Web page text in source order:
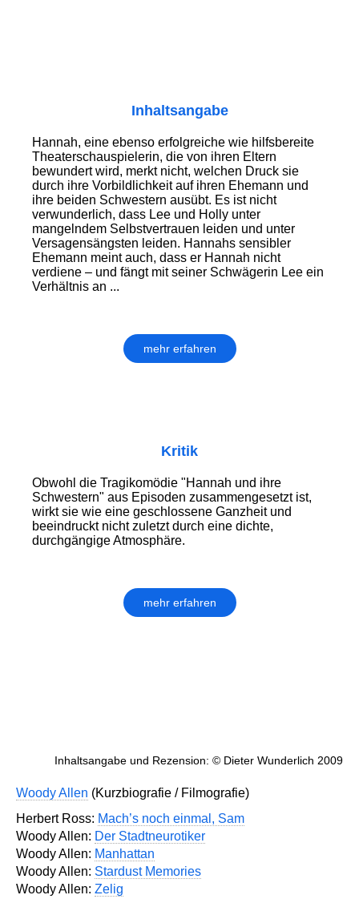
Inhaltsangabe
Hannah, eine ebenso erfolgreiche wie hilfsbereite
Theaterschauspielerin, die von ihren Eltern
bewundert wird, merkt nicht, welchen Druck sie
durch ihre Vorbildlichkeit auf ihren Ehemann und
ihre beiden Schwestern ausübt. Es ist nicht
verwunderlich, dass Lee und Holly unter
mangelndem Selbstvertrauen leiden und unter
Versagensängsten leiden. Hannahs sensibler
Ehemann meint auch, dass er Hannah nicht
verdiene – und fängt mit seiner Schwägerin Lee ein
Verhältnis an ...
mehr erfahren
Kritik
Obwohl die Tragikomödie "Hannah und ihre
Schwestern" aus Episoden zusammengesetzt ist,
wirkt sie wie eine geschlossene Ganzheit und
beeindruckt nicht zuletzt durch eine dichte,
durchgängige Atmosphäre.
mehr erfahren
Inhaltsangabe und Rezension: © Dieter Wunderlich 2009
Woody Allen (Kurzbiografie / Filmografie)
Herbert Ross: Mach’s noch einmal, Sam
Woody Allen: Der Stadtneurotiker
Woody Allen: Manhattan
Woody Allen: Stardust Memories
Woody Allen: Zelig